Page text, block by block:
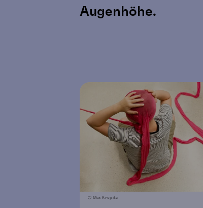
Augenhöhe.
© Max Kropitz